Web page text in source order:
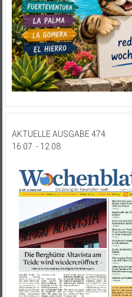
AKTUELLE AUSGABE 474
16.07. - 12.08.